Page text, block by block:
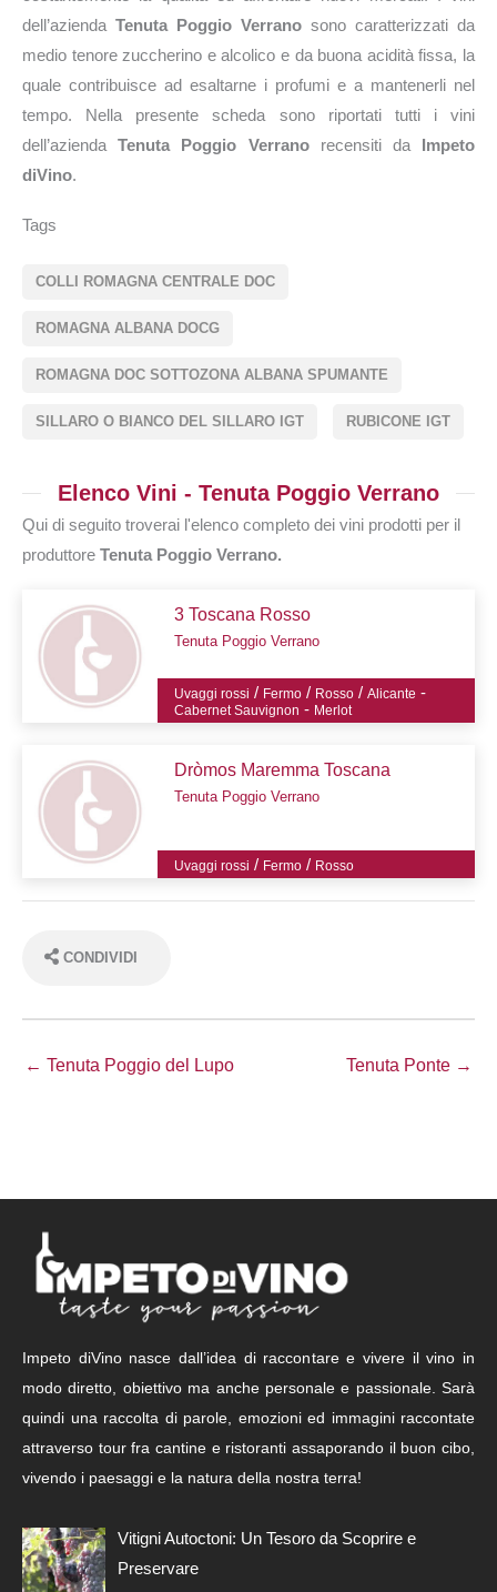
dell’azienda Tenuta Poggio Verrano sono caratterizzati da
medio tenore zuccherino e alcolico e da buona acidità fissa, la
quale contribuisce ad esaltarne i profumi e a mantenerli nel
tempo. Nella presente scheda sono riportati tutti i vini
dell’aziendaTenuta Poggio Verrano recensiti da Impeto
diVino.
Tags
COLLI ROMAGNA CENTRALE DOC
ROMAGNA ALBANA DOCG
ROMAGNA DOC SOTTOZONA ALBANA SPUMANTE
SILLARO O BIANCO DEL SILLARO IGT RUBICONE IGT
Elenco Vini - Tenuta Poggio Verrano
Qui di seguito troverai l'elenco completo dei vini prodotti per il
produttore Tenuta Poggio Verrano.
3 Toscana Rosso
Tenuta Poggio Verrano
Uvaggi rossi / Fermo / Rosso /Alicante -
Cabernet Sauvignon - Merlot
Dròmos Maremma Toscana
Tenuta Poggio Verrano
Uvaggi rossi / Fermo / Rosso
CONDIVIDI
← Tenuta Poggio del Lupo Tenuta Ponte →
Impeto diVino nasce dall’idea di raccontare e vivere il vino in
modo diretto, obiettivo ma anche personale e passionale. Sarà
quindi una raccolta di parole, emozioni ed immagini raccontate
attraverso tour fra cantine e ristoranti assaporando il buon cibo,
vivendo i paesaggi e la natura della nostra terra!
Vitigni Autoctoni: Un Tesoro da Scoprire e
Preservare